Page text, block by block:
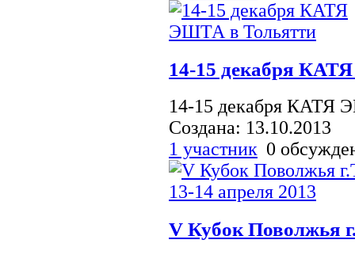
14-15 декабря
14-15 декабря КАТЯ
Создана: 13.10.2013
1 участник 0
V Кубок Поволжья